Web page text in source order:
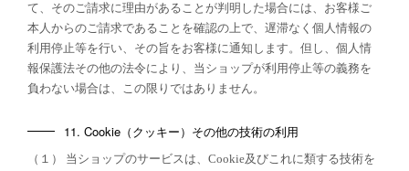
て、そのご請求に理由があることが判明した場合には、お客様ご
本人からのご請求であることを確認の上で、遅滞なく個人情報の
利用停止等を行い、その旨をお客様に通知します。但し、個人情
報保護法その他の法令により、当ショップが利用停止等の義務を
負わない場合は、この限りではありません。
11. Cookie（クッキー）その他の技術の利用
（１） 当ショップのサービスは、Cookie及びこれに類する技術を